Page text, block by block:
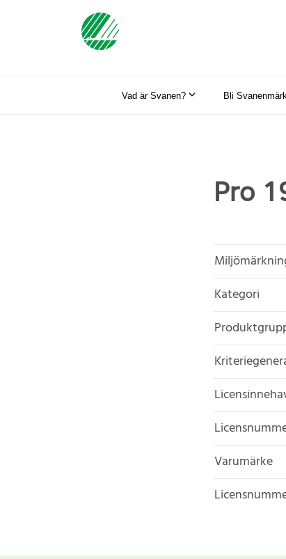
Vad är Svanen? Bli
Pro
Kategori
Varumärke